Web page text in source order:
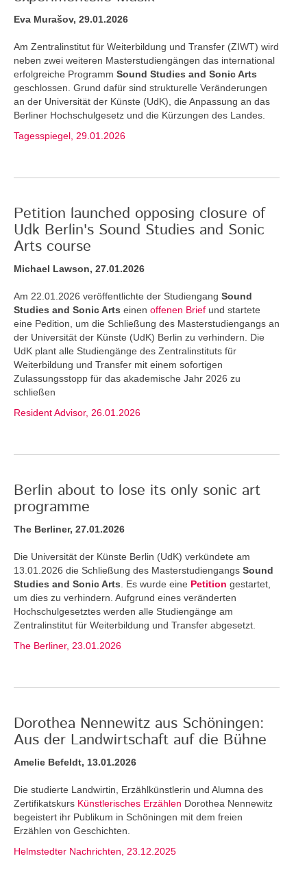
Eva Murašov, 29.01.2026
Am Zentralinstitut für Weiterbildung und Transfer (ZIWT) wird
neben zwei weiteren Masterstudiengängen das international
erfolgreiche Programm Sound Studies and Sonic Arts
geschlossen. Grund dafür sind strukturelle Veränderungen
an der Universität der Künste (UdK), die Anpassung an das
Berliner Hochschulgesetz und die Kürzungen des Landes.
Tagesspiegel, 29.01.2026
Petition launched opposing closure of
Udk Berlin's Sound Studies and Sonic
Arts course
Michael Lawson, 27.01.2026
Am 22.01.2026 veröffentlichte der Studiengang Sound
Studies and Sonic Arts einen offenen Brief und startete
eine Pedition, um die Schließung des Masterstudiengangs an
der Universität der Künste (UdK) Berlin zu verhindern. Die
UdK plant alle Studiengänge des Zentralinstituts für
Weiterbildung und Transfer mit einem sofortigen
Zulassungsstopp für das akademische Jahr 2026 zu
schließen
Resident Advisor, 26.01.2026
Berlin about to lose its only sonic art
programme
The Berliner, 27.01.2026
Die Universität der Künste Berlin (UdK) verkündete am
13.01.2026 die Schließung des Masterstudiengangs Sound
Studies and Sonic Arts . Es wurde eine Petition gestartet,
um dies zu verhindern. Aufgrund eines veränderten
Hochschulgesetztes werden alle Studiengänge am
Zentralinstitut für Weiterbildung und Transfer abgesetzt.
The Berliner, 23.01.2026
Dorothea Nennewitz aus Schöningen:
Aus der Landwirtschaft auf die Bühne
Amelie Befeldt, 13.01.2026
Die studierte Landwirtin, Erzählkünstlerin und Alumna des
Zertifikatskurs Künstlerisches Erzählen Dorothea Nennewitz
begeistert ihr Publikum in Schöningen mit dem freien
Erzählen von Geschichten.
Helmstedter Nachrichten, 23.12.2025